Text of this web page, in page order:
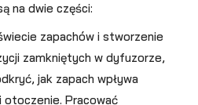
na dwie części:
zapachów i stworzenie
zamkniętych w dyfuzorze,
jak zapach wpływa
otoczenie. Pracować